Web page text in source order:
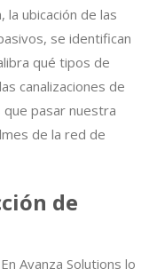
ubicación de las
se identifican
qué tipos de
canalizaciones de
pasar nuestra
de la red de
de
Avanza Solutions lo